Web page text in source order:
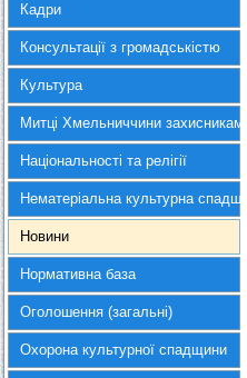
Кадри
Консультації з громадськістю
Культура
Митці Хмельниччини захисникам
Національності та релігії
Нематеріальна культурна
Новини
Нормативна база
Оголошення (загальні)
Охорона культурної спадщини